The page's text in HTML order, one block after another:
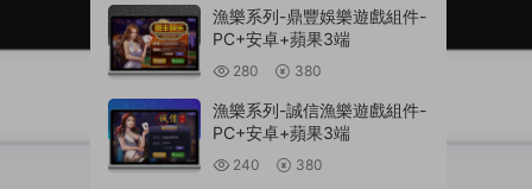
漁樂系列-鼎豐娛樂遊戲組件-
PC+安卓+蘋果3端
280 380
漁樂系列-誠信漁樂遊戲組件-
PC+安卓+蘋果3端
240 380